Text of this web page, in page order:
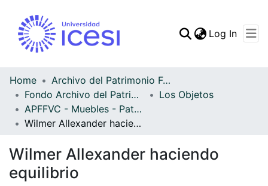
Statistics
Log In
Home
Archivo del Patrimonio Fotográfico y Fílmico del Valle del Cauca
Fondo Archivo del Patrimonio Fotográfico y Fílmico del Valle del Cauca
Los Objetos
APFFVC - Muebles - Patrimonial
Wilmer Allexander haciendo equilibrio
Wilmer Allexander haciendo
equilibrio